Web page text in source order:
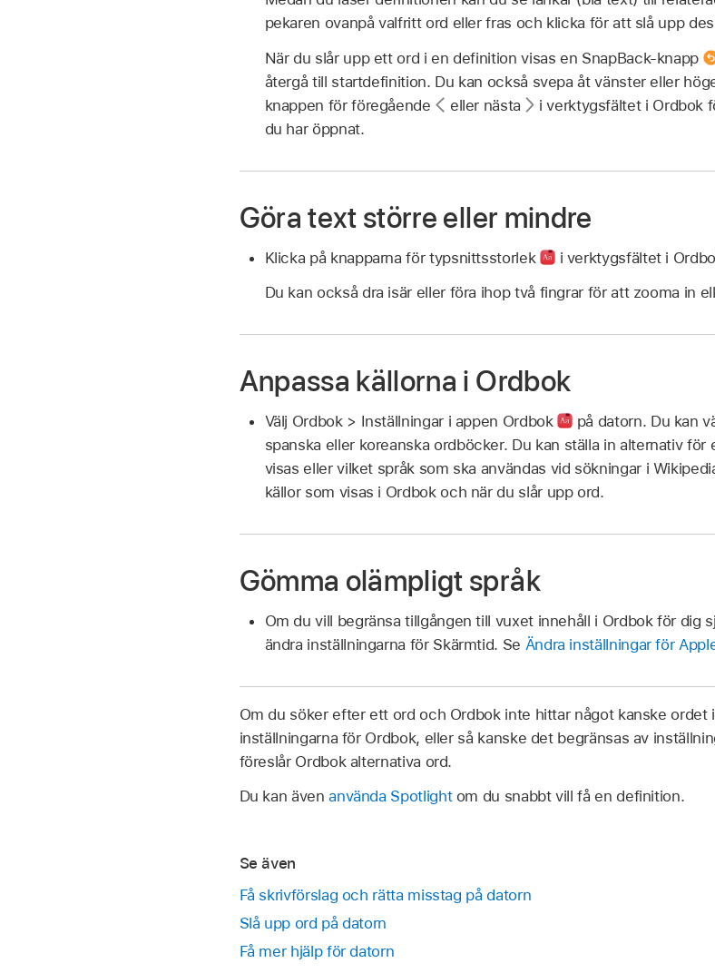
pekaren ovanpå valfritt ord eller fras och klicka för att slå upp
När du slår upp ett ord i en definition visas en SnapBack-knapp
återgå till startdefinition. Du kan också svepa åt vänster eller
knappen för föregående
eller nästa
i verktygsfältet i Ordbok
du har öppnat.
Göra text större eller mindre
Klicka på knapparna för typsnittsstorlek i verktygsfältet i
Du kan också dra isär eller föra ihop två fingrar för att zooma in
Anpassa källorna i Ordbok
Välj Ordbok > Inställningar i appen Ordbok
på datorn. Du kan
spanska eller koreanska ordböcker. Du kan ställa in alternativ
visas eller vilket språk som ska användas vid sökningar i
källor som visas i Ordbok och när du slår upp ord.
Gömma olämpligt språk
Om du vill begränsa tillgången till vuxet innehåll i Ordbok för dig
ändra inställningarna för Skärmtid. Se Ändra inställningar för
Om du söker efter ett ord och Ordbok inte hittar något kanske ordet
inställningarna för Ordbok, eller så kanske det begränsas av
föreslår Ordbok alternativa ord.
Du kan ävenanvända Spotlightom du snabbt vill få en definition.
Se även
Få skrivförslag och rätta misstag på datorn
Slå upp ord på datorn
Få mer hjälp för datorn